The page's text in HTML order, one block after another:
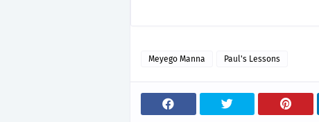
Meyego Manna Paul's Lessons